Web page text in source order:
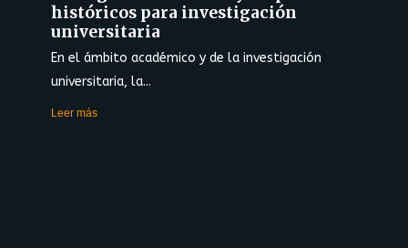
históricos para investigación
universitaria
En el ámbito académico y de la investigación
universitaria, la...
Leer más